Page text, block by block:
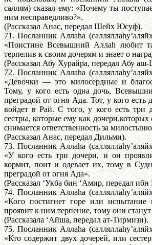
саллям) сказал ему: «Почему ты
ним несправедливо?».
(Рассказал Анас, передал Шейх Юсуф).
71. Посланник Аллаhа
«Поистине Всевышний Аллаh любит
терпелив к своим дочерям и знает о
(Рассказал Абу Хурайра, передал Абу
72. Посланник Аллаhа
«Девочки — это милосердные и
Тому, у кого есть одна дочь,
преградой от огня Ада. Тот, у кого есть
войдет в Рай. С того, у кого есть три
сестры, которые ему как дочери,которых
снимается ответственность за
(Рассказал Анас, передал Дильми).
73. Посланник Аллаhа
«У кого есть три дочери, и он
кормит, поит и одевает их, тому в
преградой от огня Ада».
(Рассказал ‘Укба бин ‘Амир, передал
74. Посланник Аллаhа
«Кого постигнет горе или испытание
проявит к ним терпение, тому они
(Рассказала ‘Айша, передал ат-Тирмизи).
75. Посланник Аллаhа
«Кто содержит двух дочерей, или